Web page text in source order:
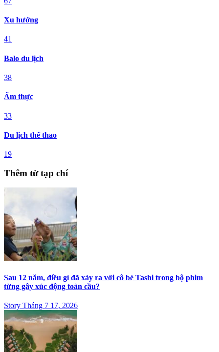
Xu hướng
41
Balo du lịch
38
Ẩm thực
33
Du lịch thể thao
19
Thêm từ tạp chí
Sau 12 năm, điều gì đã xảy ra với cô bé Tashi trong bộ phim
từng gây xúc động toàn cầu?
Story Tháng 7 17, 2026